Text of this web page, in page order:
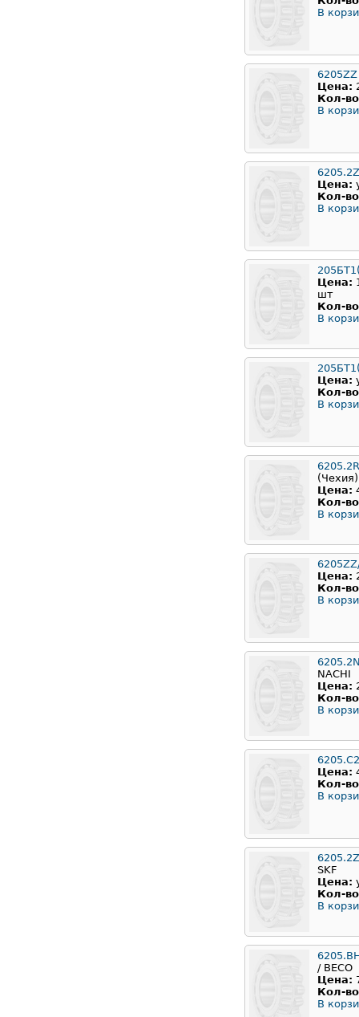
В
6205ZZ
Цена:
Кол-
В
6205.2Z
Цена:
Кол-
В
Цена:
шт
Кол-
В
Цена:
Кол-
В
(Чехия)
Цена:
Кол-
В
Цена:
Кол-
В
NACHI
Цена:
Кол-
В
Цена:
Кол-
В
SKF
Цена:
Кол-
В
/ BECO
Цена:
Кол-
В